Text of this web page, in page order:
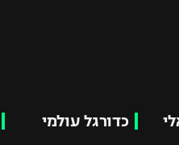
כדורגל עולמי